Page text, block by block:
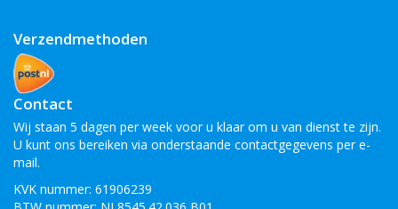
Verzendmethoden
Contact
Wij staan 5 dagen per week voor u klaar om u van dienst te zijn.
U kunt ons bereiken via onderstaande contactgegevens per e-
mail.
KVK nummer: 61906239